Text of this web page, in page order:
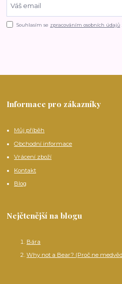
Souhlasím se zpracováním osobních údajů
Informace pro zákazníky
Můj příběh
Obchodní informace
Vrácení zboží
Kontakt
Blog
Nejčtenější na blogu
Bára
Why not a Bear? (Proč ne